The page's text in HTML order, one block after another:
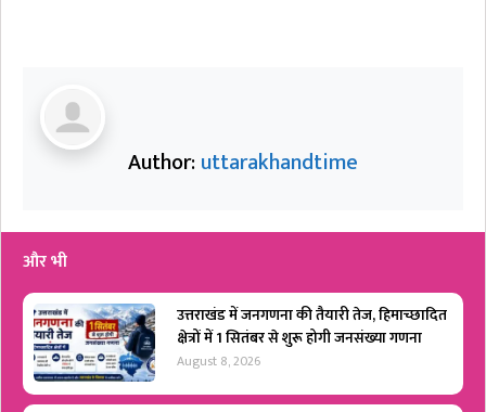
Author:uttarakhandtime
और भी
उत्तराखंड में जनगणना की तैयारी तेज, हिमाच्छादित
क्षेत्रों में 1 सितंबर से शुरू होगी जनसंख्या गणना
August 8, 2026